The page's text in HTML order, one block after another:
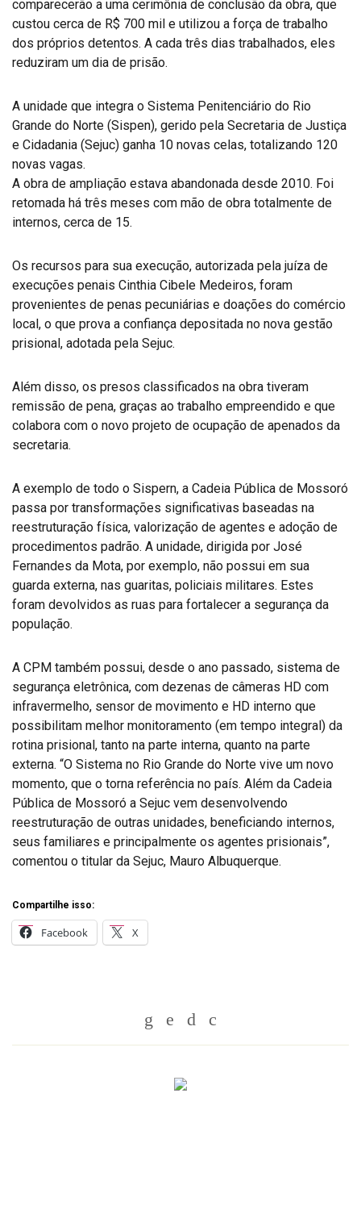
comparecerão a uma cerimônia de conclusão da obra, que
custou cerca de R$ 700 mil e utilizou a força de trabalho
dos próprios detentos. A cada três dias trabalhados, eles
reduziram um dia de prisão.
A unidade que integra o Sistema Penitenciário do Rio
Grande do Norte (Sispen), gerido pela Secretaria de Justiça
e Cidadania (Sejuc) ganha 10 novas celas, totalizando 120
novas vagas.
A obra de ampliação estava abandonada desde 2010. Foi
retomada há três meses com mão de obra totalmente de
internos, cerca de 15.
Os recursos para sua execução, autorizada pela juíza de
execuções penais Cinthia Cibele Medeiros, foram
provenientes de penas pecuniárias e doações do comércio
local, o que prova a confiança depositada no nova gestão
prisional, adotada pela Sejuc.
Além disso, os presos classificados na obra tiveram
remissão de pena, graças ao trabalho empreendido e que
colabora com o novo projeto de ocupação de apenados da
secretaria.
A exemplo de todo o Sispern, a Cadeia Pública de Mossoró
passa por transformações significativas baseadas na
reestruturação física, valorização de agentes e adoção de
procedimentos padrão. A unidade, dirigida por José
Fernandes da Mota, por exemplo, não possui em sua
guarda externa, nas guaritas, policiais militares. Estes
foram devolvidos as ruas para fortalecer a segurança da
população.
A CPM também possui, desde o ano passado, sistema de
segurança eletrônica, com dezenas de câmeras HD com
infravermelho, sensor de movimento e HD interno que
possibilitam melhor monitoramento (em tempo integral) da
rotina prisional, tanto na parte interna, quanto na parte
externa. “O Sistema no Rio Grande do Norte vive um novo
momento, que o torna referência no país. Além da Cadeia
Pública de Mossoró a Sejuc vem desenvolvendo
reestruturação de outras unidades, beneficiando internos,
seus familiares e principalmente os agentes prisionais”,
comentou o titular da Sejuc, Mauro Albuquerque.
Compartilhe isso:
Facebook X
Whatsapp
TwitterFacebook